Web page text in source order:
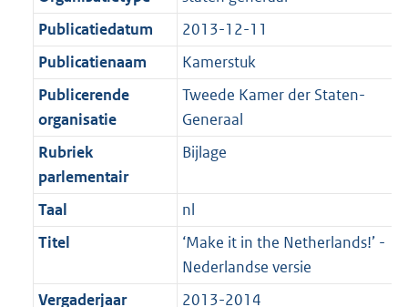
f
o
r
m
a
a
t
b
t
e
:
1
K
b
t
t
e
:
K
Publicatiedatum
2013-12-11
Publicatienaam
Kamerstuk
Publicerende
organisatie
Tweede Kamer der Staten-
Generaal
Rubriek
parlementair
Bijlage
Taal
nl
Titel
‘Make it in the Netherlands!’ -
Nederlandse versie
Vergaderjaar
2013-2014